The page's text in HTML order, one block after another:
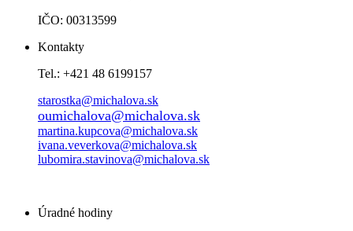
IČO: 00313599
Kontakty
Tel.: +421 48 6199157
starostka@michalova.sk
oumichalova@michalova.sk
martina.kupcova@michalova.sk
ivana.veverkova@michalova.sk
lubomira.stavinova@michalova.sk
Úradné hodiny